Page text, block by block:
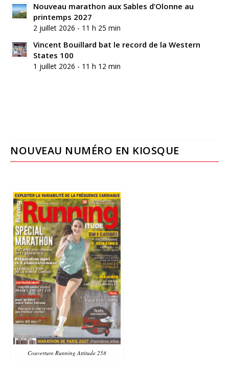
Nouveau marathon aux Sables d’Olonne au
printemps 2027
2 juillet 2026 - 11 h 25 min
Vincent Bouillard bat le record de la Western
States 100
1 juillet 2026 - 11 h 12 min
NOUVEAU NUMÉRO EN KIOSQUE
Couverture Running Attitude 258